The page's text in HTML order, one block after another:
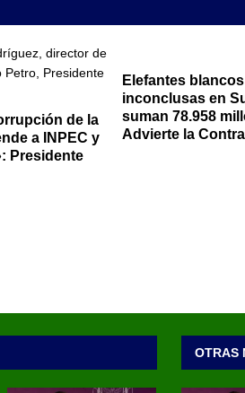
de la
a INPEC y
Presidente
Elefantes
inconclusas en
suman 78.958
Advierte la
OTRAS